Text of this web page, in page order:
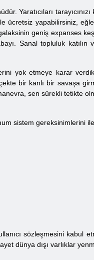
Yaratıcıları
ücretsiz yapabilirsiniz,
geniş expanses
Sanal topluluk katılın
yok etmeye karar
bir kanlı bir savaşa
sen sürekli tetikte
sistem gereksinimlerini
sözleşmesini kabul
dünya dışı varlıklar